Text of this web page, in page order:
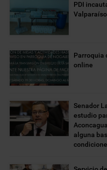
PDI
Valparaíso
Parroquia
online
Senador
estudio
alguna